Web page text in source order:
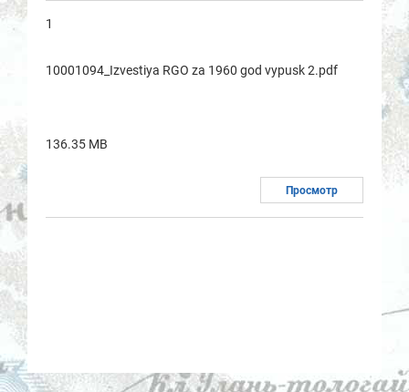
1
10001094_Izvestiya RGO za 1960 god vypusk 2.pdf
136.35 MB
Просмотр